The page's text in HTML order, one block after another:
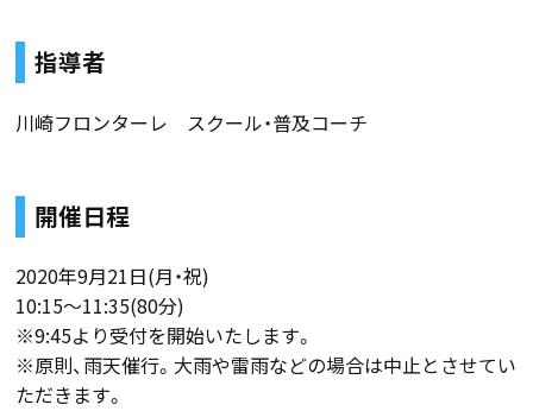
指導者
川崎フロンターレ スクール・普及コーチ
開催日程
2020年9月21日(月・祝)
10:15～11:35(80分)
※9:45より受付を開始いたします。
※原則、雨天催行。大雨や雷雨などの場合は中止とさせてい
ただきます。